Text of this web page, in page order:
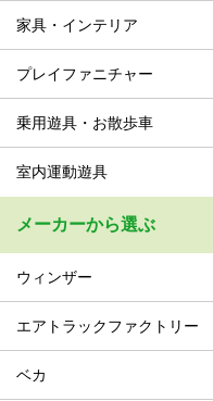
家具・インテリア
プレイファニチャー
乗用遊具・お散歩車
室内運動遊具
メーカーから選ぶ
ウィンザー
エアトラックファクトリー
ベカ